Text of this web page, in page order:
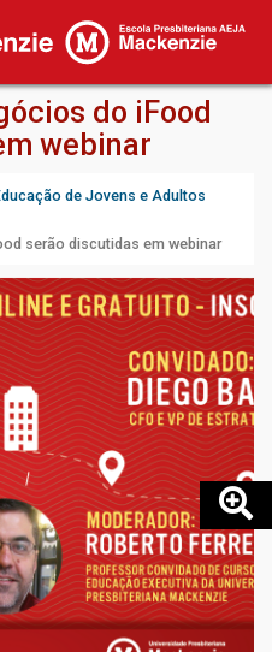
do iFood
webinar
de Jovens e Adultos
serão discutidas em webinar